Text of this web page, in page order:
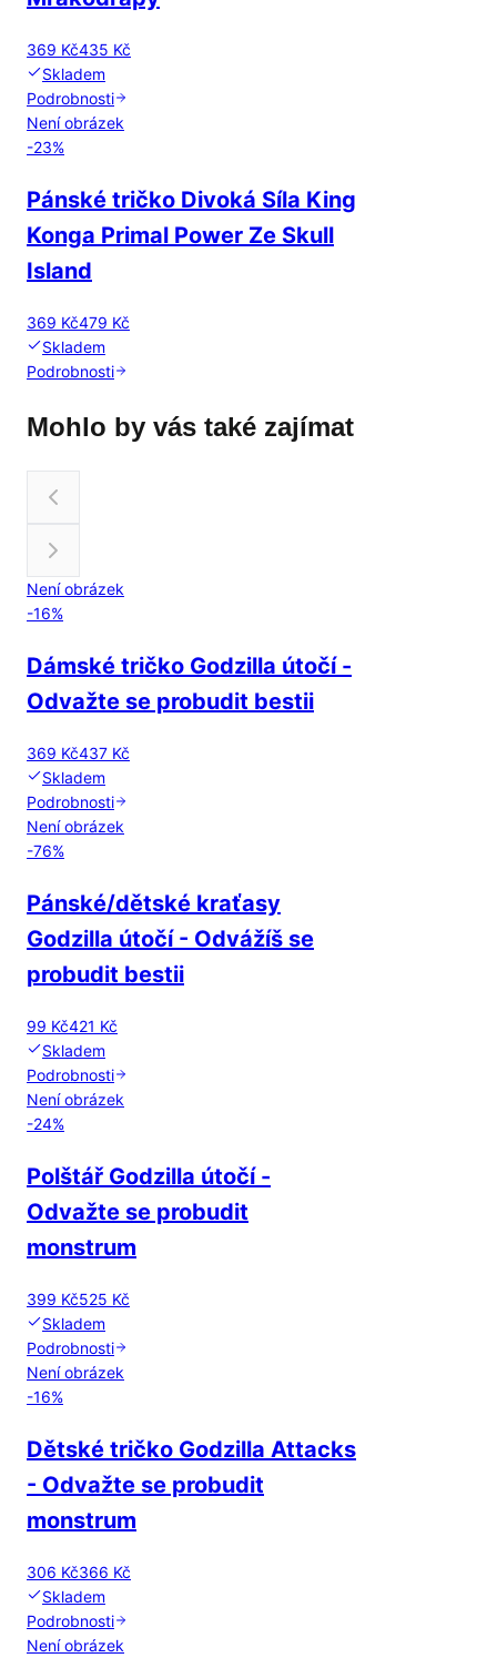
369 Kč435 Kč
Skladem
Podrobnosti
Není obrázek
-23%
Pánské tričko Divoká Síla King
Konga Primal Power Ze Skull
Island
369 Kč479 Kč
Skladem
Podrobnosti
Mohlo by vás také zajímat
Není obrázek
-16%
Dámské tričko Godzilla útočí -
Odvažte se probudit bestii
369 Kč437 Kč
Skladem
Podrobnosti
Není obrázek
-76%
Pánské/dětské kraťasy
Godzilla útočí - Odvážíš se
probudit bestii
99 Kč421 Kč
Skladem
Podrobnosti
Není obrázek
-24%
Polštář Godzilla útočí -
Odvažte se probudit
monstrum
399 Kč525 Kč
Skladem
Podrobnosti
Není obrázek
-16%
Dětské tričko Godzilla Attacks
- Odvažte se probudit
monstrum
306 Kč366 Kč
Skladem
Podrobnosti
Není obrázek